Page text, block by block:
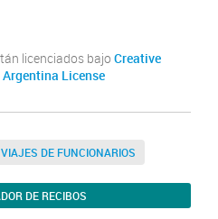
licenciados bajo Creative
License
DE FUNCIONARIOS
DE RECIBOS